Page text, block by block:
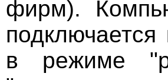
фирм).
в режиме